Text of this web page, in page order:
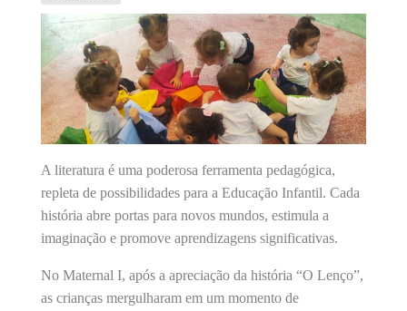
A literatura é uma poderosa ferramenta pedagógica,
repleta de possibilidades para a Educação Infantil. Cada
história abre portas para novos mundos, estimula a
imaginação e promove aprendizagens significativas.
No Maternal I, após a apreciação da história “O Lenço”,
as crianças mergulharam em um momento de